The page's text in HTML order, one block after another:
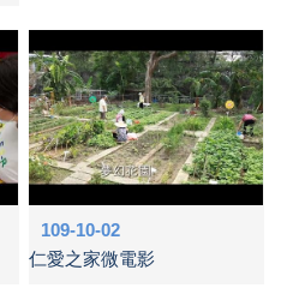
109-10-02
仁愛之家微電影